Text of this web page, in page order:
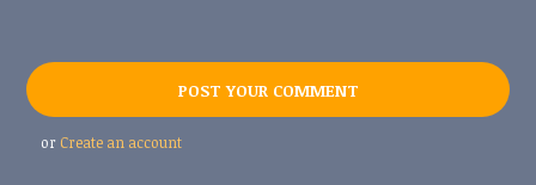
or Create an account